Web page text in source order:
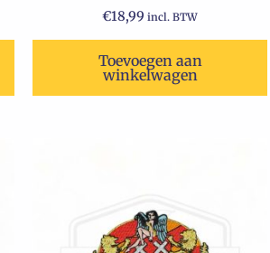
€18,99 incl. BTW
Toevoegen aan
winkelwagen